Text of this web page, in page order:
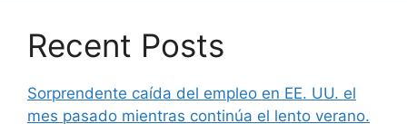
Recent Posts
Sorprendente caída del empleo en EE. UU. el
mes pasado mientras continúa el lento verano.